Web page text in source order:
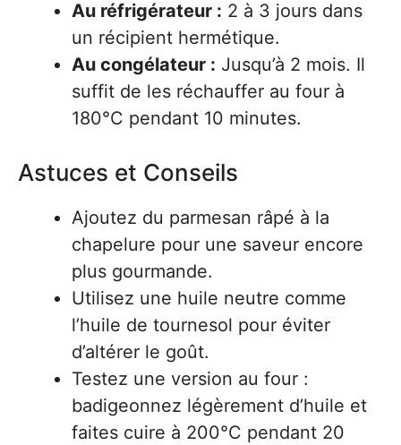
Au réfrigérateur : 2 à 3 jours dans
un récipient hermétique.
Au congélateur : Jusqu’à 2 mois. Il
suffit de les réchauffer au four à
180°C pendant 10 minutes.
Astuces et Conseils
Ajoutez du parmesan râpé à la
chapelure pour une saveur encore
plus gourmande.
Utilisez une huile neutre comme
l’huile de tournesol pour éviter
d’altérer le goût.
Testez une version au four :
badigeonnez légèrement d’huile et
faites cuire à 200°C pendant 20